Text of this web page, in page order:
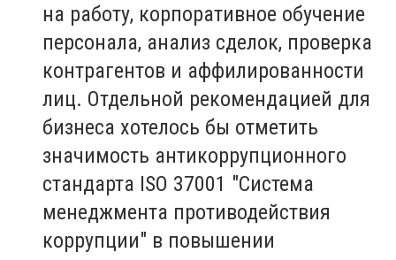
на работу, корпоративное обучение
персонала, анализ сделок, проверка
контрагентов и аффилированности
лиц. Отдельной рекомендацией для
бизнеса хотелось бы отметить
значимость антикоррупционного
стандарта ISO 37001 "Система
менеджмента противодействия
коррупции" в повышении